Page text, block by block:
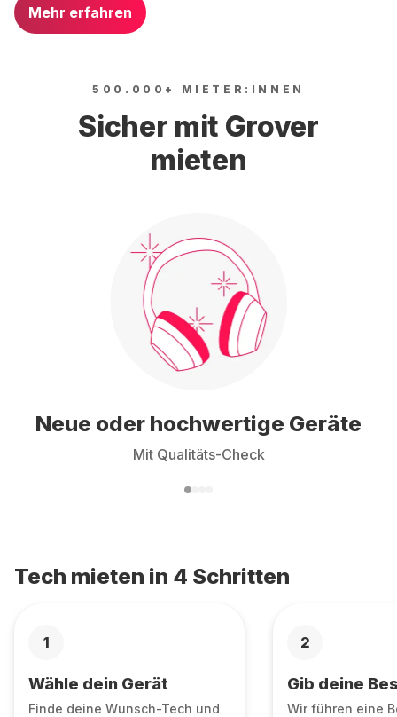
Mehr erfahren
500.000+ MIETER:INNEN
Sicher mit Grover
mieten
Neue oder hochwertige Geräte
Mit Qualitäts-Check
Tech mieten in 4 Schritten
1
Wähle dein Gerät
Finde deine Wunsch-Tech und
2
Gib deine
Wir führen eine